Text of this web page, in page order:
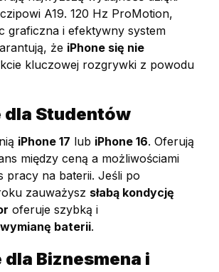
A19. 120 Hz ProMotion,
graficzna i efektywny system
że iPhone się nie
kluczowej rozgrywki z powodu
dla Studentów
iPhone 17 lub iPhone 16. Oferują
między ceną a możliwościami
pracy na baterii. Jeśli po
zauważysz słabą kondycję
oferuje szybką i
wymianę baterii.
dla Biznesmena i